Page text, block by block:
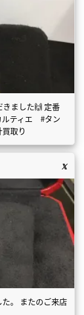
ました🙌 定番
ルティエ #タン
取り
。 またのご来店